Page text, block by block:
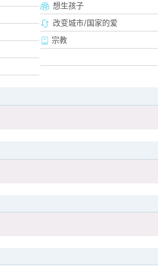
想生孩子
改变城市/国家的爱
宗教